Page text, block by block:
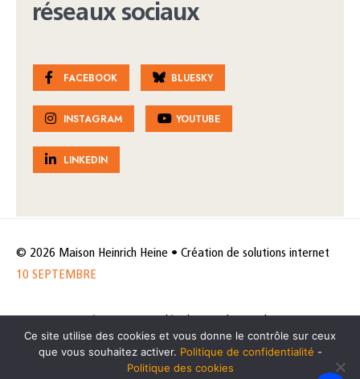
réseaux sociaux
FACEBOOK BLUESKY
INSTAGRAM YOUTUBE
LINKEDIN
© 2026 Maison Heinrich Heine • Création de solutions internet
10 SEPTEMBRE
de données
Politique des cookies
Ce site utilise des cookies et vous donne le contrôle sur ceux
que vous souhaitez activer. Politique de confidentialité -
Politique des cookies